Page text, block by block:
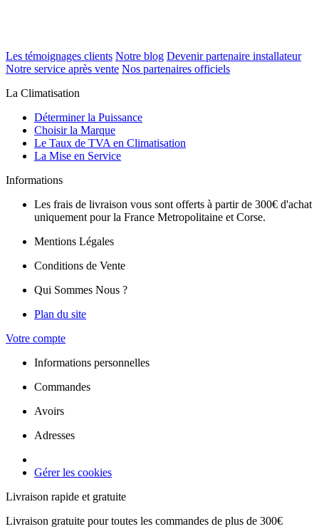
Les témoignages clients Notre blog Devenir partenaire installateur
Notre service après vente Nos partenaires officiels
La Climatisation
Déterminer la Puissance
Choisir la Marque
Le Taux de TVA en Climatisation
La Mise en Service
Informations
Les frais de livraison vous sont offerts à partir de 300€ d'achat
uniquement pour la France Metropolitaine et Corse.
Mentions Légales
Conditions de Vente
Qui Sommes Nous ?
Plan du site
Votre compte
Informations personnelles
Commandes
Avoirs
Adresses
Gérer les cookies
Livraison rapide et gratuite
Livraison gratuite pour toutes les commandes de plus de 300€